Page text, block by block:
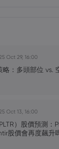
Oct 29, 16:00
略：多頭部位 vs.
Oct 13, 16:00
）股價預測：
股價會再度飆升